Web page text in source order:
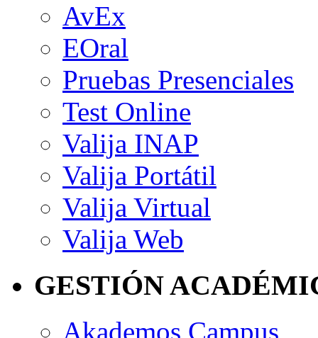
AvEx
EOral
Pruebas Presenciales
Test Online
Valija INAP
Valija Portátil
Valija Virtual
Valija Web
GESTIÓN
Akademos Campus